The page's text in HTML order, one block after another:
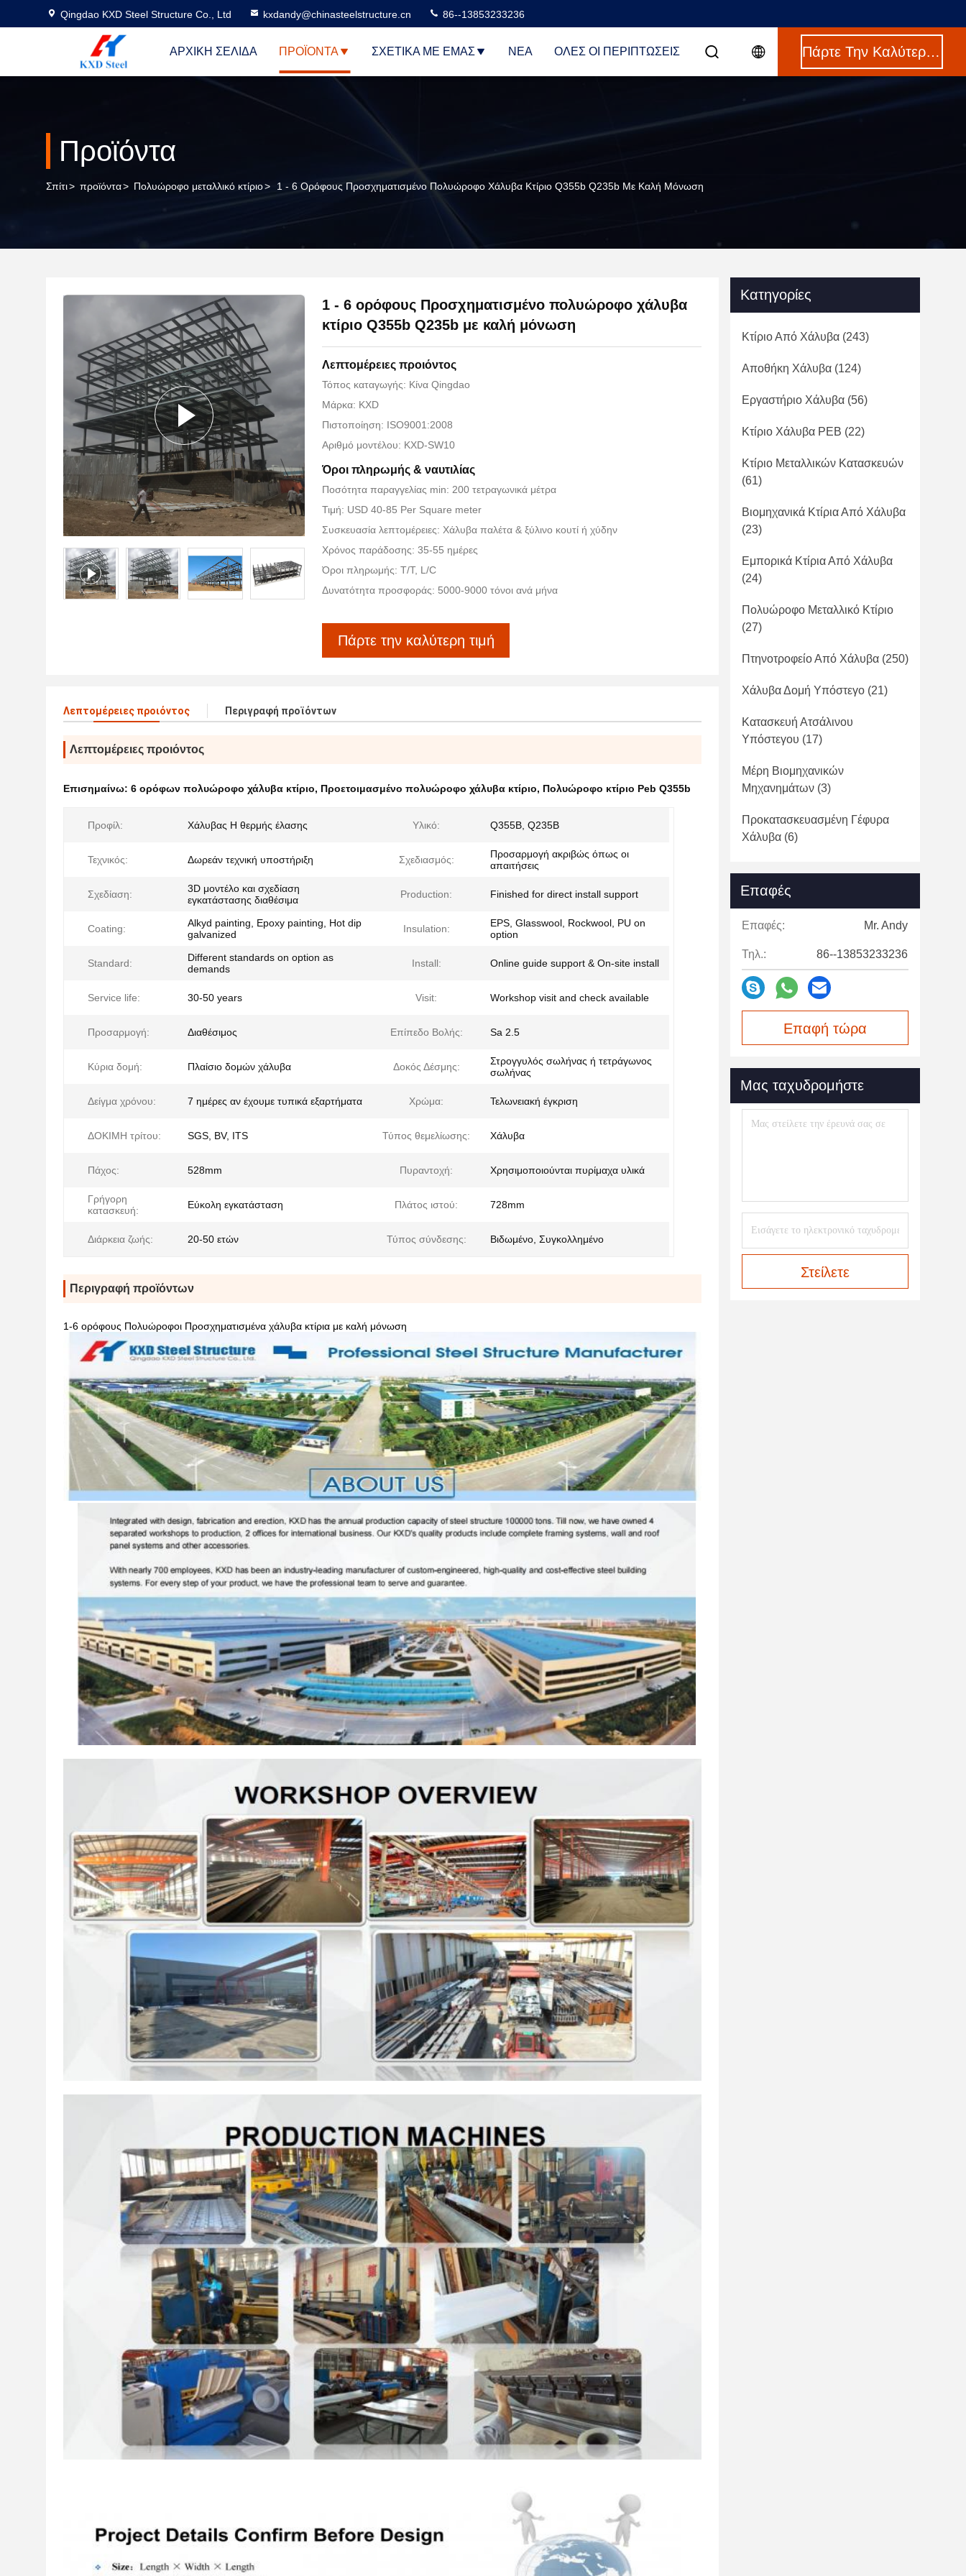
Qingdao KXD Steel Structure Co., Ltd kxdandy@chinasteelstructure.cn 86--13853233236
ΑΡΧΙΚΉ ΣΕΛΊΔΑ ΠΡΟΪΌΝΤΑ ΣΧΕΤΙΚΆ ΜΕ ΕΜΆΣ ΝΈΑ ΌΛΕΣ ΟΙ ΠΕΡΙΠΤΏΣΕΙΣ Πάρτε Την Καλύτερη Τιμή
Προϊόντα
Σπίτι> προϊόντα> Πολυώροφο μεταλλικό κτίριο> 1 - 6 Ορόφους Προσχηματισμένο Πολυώροφο Χάλυβα Κτίριο Q355b Q235b Με Καλή Μόνωση
1 - 6 ορόφους Προσχηματισμένο πολυώροφο χάλυβα
κτίριο Q355b Q235b με καλή μόνωση
Λεπτομέρειες προιόντος
Τόπος καταγωγής: Κίνα Qingdao
Μάρκα: KXD
Πιστοποίηση: ISO9001:2008
Αριθμό μοντέλου: KXD-SW10
Όροι πληρωμής & ναυτιλίας
Ποσότητα παραγγελίας min: 200 τετραγωνικά μέτρα
Τιμή: USD 40-85 Per Square meter
Συσκευασία λεπτομέρειες: Χάλυβα παλέτα & ξύλινο κουτί ή χύδην
Χρόνος παράδοσης: 35-55 ημέρες
Όροι πληρωμής: T/T, L/C
Δυνατότητα προσφοράς: 5000-9000 τόνοι ανά μήνα
Πάρτε την καλύτερη τιμή
Λεπτομέρειες προιόντος Περιγραφή προϊόντων
Λεπτομέρειες προιόντος
Επισημαίνω: 6 ορόφων πολυώροφο χάλυβα κτίριο, Προετοιμασμένο πολυώροφο χάλυβα κτίριο, Πολυώροφο κτίριο Peb Q355b
Προφίλ: Χάλυβας H θερμής έλασης Υλικό: Q355B, Q235B
Τεχνικός: Δωρεάν τεχνική υποστήριξη Σχεδιασμός:
Προσαρμογή ακριβώς όπως οι
απαιτήσεις
Σχεδίαση:
3D μοντέλο και σχεδίαση
εγκατάστασης διαθέσιμα
Production: Finished for direct install support
Coating:
Alkyd painting, Epoxy painting, Hot dip
galvanized
Insulation:
EPS, Glasswool, Rockwool, PU on
option
Standard:
Different standards on option as
demands
Install: Online guide support & On-site install
Service life: 30-50 years Visit: Workshop visit and check available
Προσαρμογή: Διαθέσιμος Επίπεδο Βολής: Sa 2.5
Κύρια δομή: Πλαίσιο δομών χάλυβα Δοκός Δέσμης:
Στρογγυλός σωλήνας ή τετράγωνος
σωλήνας
Δείγμα χρόνου: 7 ημέρες αν έχουμε τυπικά εξαρτήματα Χρώμα: Τελωνειακή έγκριση
ΔΟΚΙΜΗ τρίτου: SGS, BV, ITS Τύπος θεμελίωσης: Χάλυβα
Πάχος: 528mm Πυραντοχή: Χρησιμοποιούνται πυρίμαχα υλικά
Γρήγορη
κατασκευή:
Εύκολη εγκατάσταση Πλάτος ιστού: 728mm
Διάρκεια ζωής: 20-50 ετών Τύπος σύνδεσης: Βιδωμένο, Συγκολλημένο
Περιγραφή προϊόντων
1-6 ορόφους Πολυώροφοι Προσχηματισμένα χάλυβα κτίρια με καλή μόνωση
Κατηγορίες
Κτίριο Από Χάλυβα (243)
Αποθήκη Χάλυβα (124)
Εργαστήριο Χάλυβα (56)
Κτίριο Χάλυβα PEB (22)
Κτίριο Μεταλλικών Κατασκευών
(61)
Βιομηχανικά Κτίρια Από Χάλυβα
(23)
Εμπορικά Κτίρια Από Χάλυβα
(24)
Πολυώροφο Μεταλλικό Κτίριο
(27)
Πτηνοτροφείο Από Χάλυβα (250)
Χάλυβα Δομή Υπόστεγο (21)
Κατασκευή Ατσάλινου
Υπόστεγου (17)
Μέρη Βιομηχανικών
Μηχανημάτων (3)
Προκατασκευασμένη Γέφυρα
Χάλυβα (6)
Επαφές
Επαφές: Mr. Andy
Τηλ.: 86--13853233236
Επαφή τώρα
Μας ταχυδρομήστε
Στείλετε